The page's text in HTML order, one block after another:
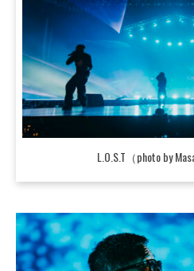
L.O.S.T（photo by